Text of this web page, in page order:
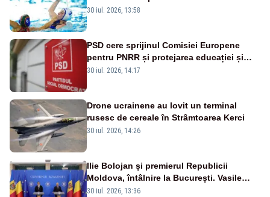
30 iul. 2026, 13:58
PSD cere sprijinul Comisiei Europene
pentru PNRR și protejarea educației și
sănătății
30 iul. 2026, 14:17
Drone ucrainene au lovit un terminal
rusesc de cereale în Strâmtoarea Kerci
30 iul. 2026, 14:26
Ilie Bolojan și premierul Republicii
Moldova, întâlnire la București. Vasile
Tofan, primit cu onoruri militare
30 iul. 2026, 13:36